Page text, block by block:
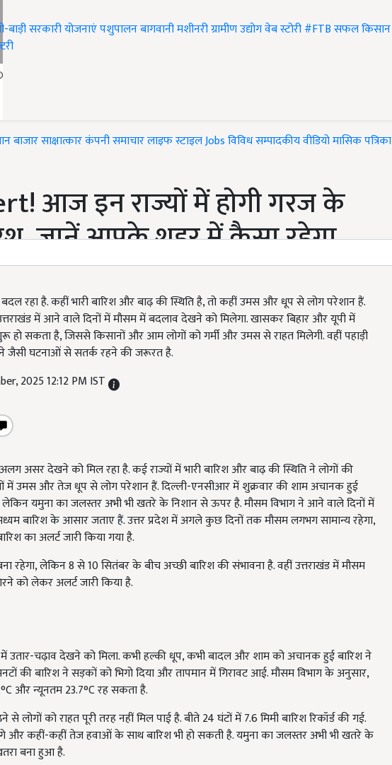
बाड़ीसरकारी योजनाएंपशुपालनबागवानीमशीनरीग्रामीण उद्योगवेब स्टोरी#FTBसफल किसान
बाजारसाक्षात्कारकंपनी समाचारलाइफ स्टाइलJobsविविधसम्पादकीयवीडियोमासिक पत्रिका
आज इन राज्यों में होगी गरज के
जानें आपके शहर में कैसा रहेगा
रहा है. कहीं भारी बारिश और बाढ़ की स्थिति है, तो कहीं उमस और धूप से लोग परेशान हैं.
में आने वाले दिनों में मौसम में बदलाव देखने को मिलेगा. खासकर बिहार और यूपी में
हो सकता है, जिससे किसानों और आम लोगों को गर्मी और उमस से राहत मिलेगी. वहीं पहाड़ी
जैसी घटनाओं से सतर्क रहने की जरूरत है.
2025 12:12 PM IST
असर देखने को मिल रहा है. कई राज्यों में भारी बारिश और बाढ़ की स्थिति ने लोगों की
में उमस और तेज धूप से लोग परेशान हैं. दिल्ली-एनसीआर में शुक्रवार की शाम अचानक हुई
लेकिन यमुना का जलस्तर अभी भी खतरे के निशान से ऊपर है. मौसम विभाग ने आने वाले दिनों में
बारिश के आसार जताए हैं. उत्तर प्रदेश में अगले कुछ दिनों तक मौसम लगभग सामान्य रहेगा,
का अलर्ट जारी किया गया है.
रहेगा, लेकिन 8 से 10 सितंबर के बीच अच्छी बारिश की संभावना है. वहीं उत्तराखंड में मौसम
को लेकर अलर्ट जारी किया है.
में उतार-चढ़ाव देखने को मिला. कभी हल्की धूप, कभी बादल और शाम को अचानक हुई बारिश ने
की बारिश ने सड़कों को भिगो दिया और तापमान में गिरावट आई. मौसम विभाग के अनुसार,
और न्यूनतम 23.7°C रह सकता है.
लोगों को राहत पूरी तरह नहीं मिल पाई है. बीते 24 घंटों में 7.6 मिमी बारिश रिकॉर्ड की गई.
कहीं-कहीं तेज हवाओं के साथ बारिश भी हो सकती है. यमुना का जलस्तर अभी भी खतरे के
बना हुआ है.